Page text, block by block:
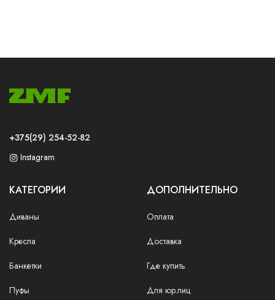
+375(29) 254-52-82
Instagram
КАТЕГОРИИ
Диваны
Кресла
Банкетки
Пуфы
ДОПОЛНИТЕЛЬНО
Оплата
Доставка
Где купить
Для юр.лиц